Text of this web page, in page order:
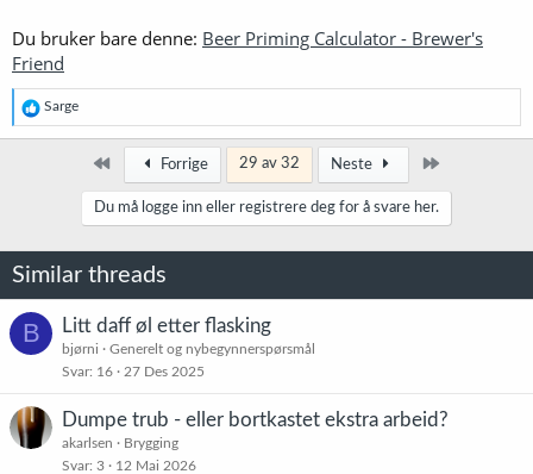
Du bruker bare denne: Beer Priming Calculator - Brewer's
Friend
R
e
a
r
Sarge
Først Forrige 29 av 32 Neste
Du må logge inn eller registrere deg for å svare her.
Similar threads
B Litt daff øl etter flasking
bjørni
Generelt og nybegynnerspørsmål
Svar 16 27 Des 2025
Dumpe trub - eller bortkastet ekstra arbeid?
akarlsen
Brygging
Svar 3 12 Mai 2026